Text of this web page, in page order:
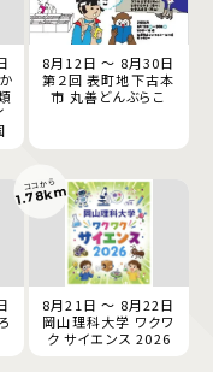
8月12日 ～ 8月30日
第２回 表町地下古本
市 丸善どんぶらこ
8月21日 ～ 8月22日
岡山理科大学 ワクワ
ク サイエンス 2026
ココから
1.78km